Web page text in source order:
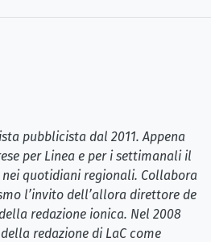
pubblicista dal 2011. Appena
per Linea e per i settimanali il
nei quotidiani regionali. Collabora
l’invito dell’allora direttore de
redazione ionica. Nel 2008
redazione di LaC come